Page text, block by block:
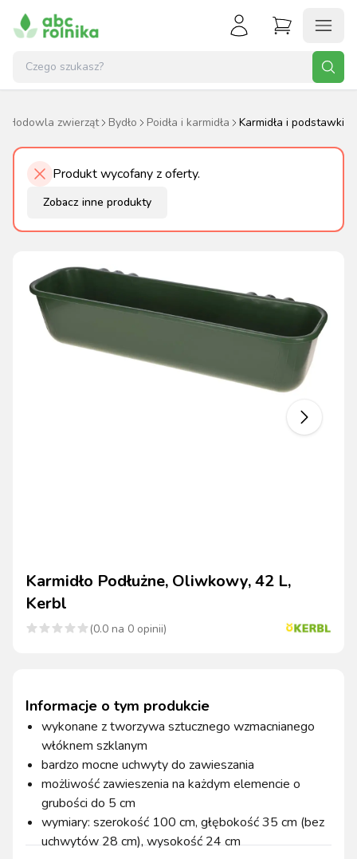
Hodowla zwierząt Bydło Poidła i karmidła Karmidła i podstawki
Produkt wycofany z oferty.
Zobacz inne produkty
Karmidło Podłużne, Oliwkowy, 42 L,
Kerbl
(0.0 na 0 opinii)
Informacje o tym produkcie
wykonane z tworzywa sztucznego wzmacnianego
włóknem szklanym
bardzo mocne uchwyty do zawieszania
możliwość zawieszenia na każdym elemencie o
grubości do 5 cm
wymiary: szerokość 100 cm, głębokość 35 cm (bez
uchwytów 28 cm), wysokość 24 cm